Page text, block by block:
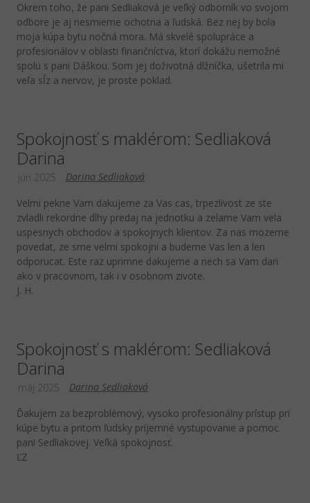
Okrem toho, že pani Sedliaková je veľký odborník vo svojom
odbore je aj nesmierne ochotna a ľudská. Bez nej by bola
moja kúpa bytu nočná mora. Má skvelé spolupráce a
profesionálov v oblasti finančníctva, ktorí dokážu nemožné
spolu s pani Dáškou. Som jej doživotná dlžníčka, ušetrila mi
veľa sĺz a nervov, je proste poklad.
Spokojnosť s maklérom: Sedliaková
Darina
Darina Sedliaková
jún 2025
Velmi pekne Vam dakujeme za Vas cas, trpezlivost ze ste
zvladli rekordne dlhy predaj na jednotku a zelame Vam vela
uspesnych obchodov a spokojnych klientov. Za nas mozeme
povedat, ze sme velmi spokojni a budeme Vas len a len
odporucat. Este raz uprimne dakujeme a nech sa Vam dari
ako v pracovnom, tak i v osobnom zivote.
J. H.
Spokojnosť s maklérom: Sedliaková
Darina
Darina Sedliaková
máj 2025
Ďakujem za bezproblémový, vysoko profesionálny prístup pri
kúpe bytu a pritom ľudsky príjemné vystupovanie a pomoc
pani Sedliakovej. Veľká spokojnosť.
ĽZ